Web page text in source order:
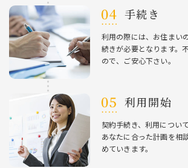
⼿続き
利⽤の際には、お住まい
続きが必要となります。
ので、ご安⼼下さい。
利⽤開始
契約⼿続き、利⽤につい
あなたに合った計画を相
めていきます。